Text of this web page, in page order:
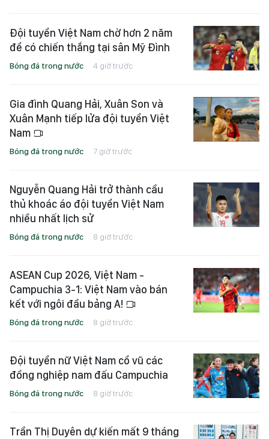
Đội tuyển Việt Nam chờ hơn 2 năm
để có chiến thắng tại sân Mỹ Đình
Bóng đá trong nước 4 giờ trước
Gia đình Quang Hải, Xuân Son và
Xuân Mạnh tiếp lửa đội tuyển Việt
Nam
Bóng đá trong nước 7 giờ trước
Nguyễn Quang Hải trở thành cầu
thủ khoác áo đội tuyển Việt Nam
nhiều nhất lịch sử
Bóng đá trong nước 8 giờ trước
ASEAN Cup 2026, Việt Nam -
Campuchia 3-1: Việt Nam vào bán
kết với ngôi đầu bảng A!
Bóng đá trong nước 8 giờ trước
Đội tuyển nữ Việt Nam cổ vũ các
đồng nghiệp nam đấu Campuchia
Bóng đá trong nước 8 giờ trước
Trần Thị Duyên dự kiến mất 9 tháng